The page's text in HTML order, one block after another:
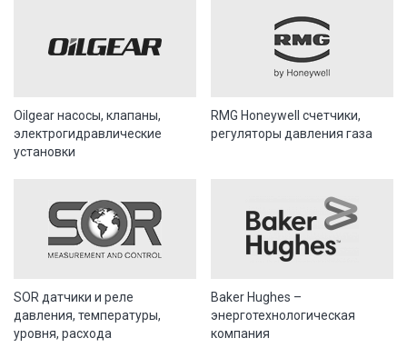
Oilgear насосы, клапаны,
электрогидравлические
установки
RMG Honeywell счетчики,
регуляторы давления газа
SOR датчики и реле
давления, температуры,
уровня, расхода
Baker Hughes –
энерготехнологическая
компания